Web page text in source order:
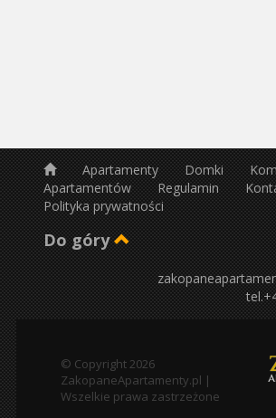
Apartamenty Domki
Apartamentów
Regulamin
Polityka prywatności
Do góry
© Copyright 2026
ZakopaneApartamenty.pl |
Wszelkie prawa zastrzeżone